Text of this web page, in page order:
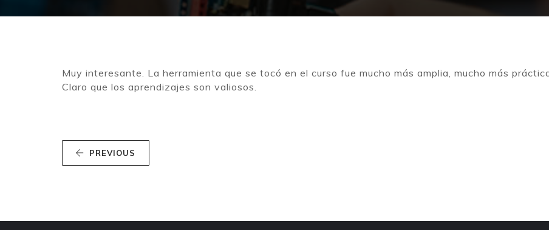
Muy interesante. La herramienta que se tocó en el curso fue mucho más amplia, mucho más
Claro que los aprendizajes son valiosos.
PREVIOUS